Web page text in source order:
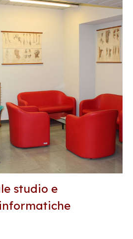
studio e